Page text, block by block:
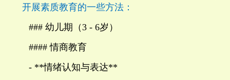
开展素质教育的一些方法：
### 幼儿期（3 - 6岁）
####情商教育
- **情绪认知与表达**